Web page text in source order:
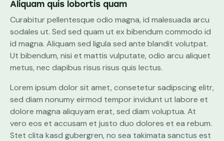
Aliquam quis lobortis quam
Curabitur pellentesque odio magna, id malesuada arcu
sodales ut. Sed sed quam ut ex bibendum commodo id
id magna. Aliquam sed ligula sed ante blandit volutpat.
Ut bibendum, nisi et mattis vulputate, odio arcu aliquet
metus, nec dapibus risus risus quis lectus.
Lorem ipsum dolor sit amet, consetetur sadipscing elitr,
sed diam nonumy eirmod tempor invidunt ut labore et
dolore magna aliquyam erat, sed diam voluptua. At
vero eos et accusam et justo duo dolores et ea rebum.
Stet clita kasd gubergren, no sea takimata sanctus est